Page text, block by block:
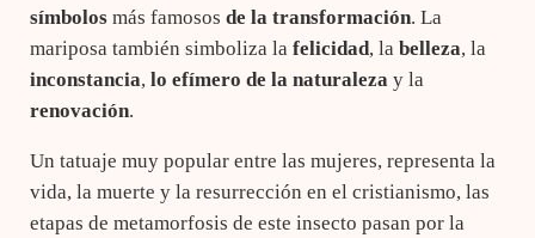
símbolosmás famosos de la transformación. La
mariposa también simboliza la felicidad, la belleza, la
inconstancia, lo efímero de la naturalezay la
renovación.
Un tatuaje muy popular entre las mujeres, representa la
vida, la muerte y la resurrección en el cristianismo, las
etapas de metamorfosis de este insecto pasan por la